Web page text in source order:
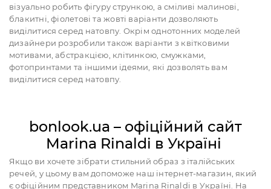
візуально робить фігуру стрункою, а сміливі малинові,
блакитні, фіолетові та жовті варіанти дозволяють
виділитися серед натовпу. Окрім однотонних моделей
дизайнери розробили також варіанти з квітковими
мотивами, абстракцією, клітинкою, смужками,
фотопринтами та іншими ідеями, які дозволять вам
виділитися серед натовпу.
bonlook.ua – офіційний сайт
Marina Rinaldi в Україні
Якщо ви хочете зібрати стильний образ з італійських
речей, у цьому вам допоможе наш інтернет-магазин, який
є офіційним представником Marina Rinaldi в Україні. На